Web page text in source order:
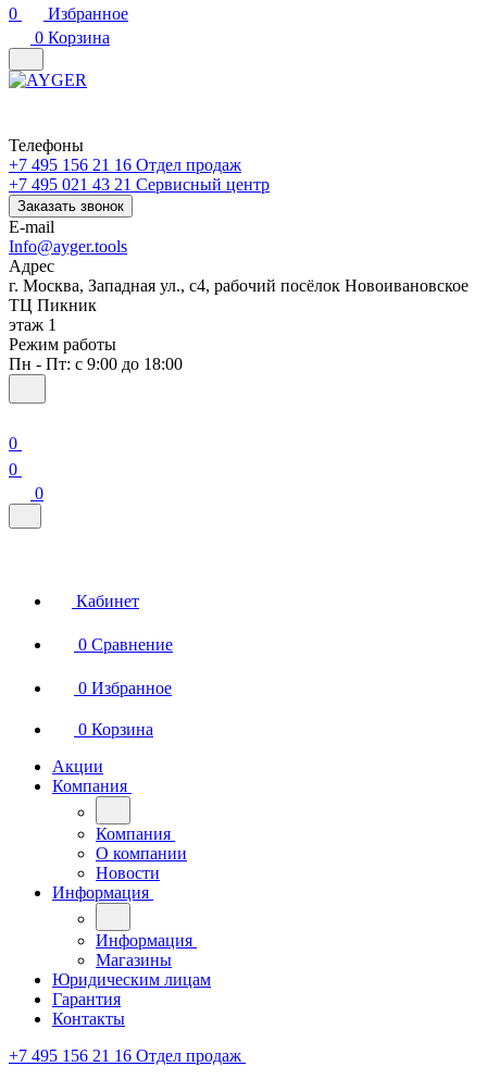
0
Избранное
0 Корзина
Телефоны
+7 495 156 21 16 Отдел продаж
+7 495 021 43 21 Cервисный центр
Заказать звонок
E-mail
Info@ayger.tools
Адрес
г. Москва, Западная ул., с4, рабочий посёлок Новоивановское
ТЦ Пикник
этаж 1
Режим работы
Пн - Пт: с 9:00 до 18:00
0
0
0
Кабинет
0 Сравнение
0 Избранное
0 Корзина
Акции
Компания
Компания
О компании
Новости
Информация
Информация
Магазины
Юридическим лицам
Гарантия
Контакты
+7 495 156 21 16 Отдел продаж